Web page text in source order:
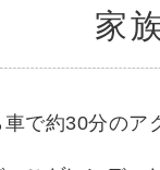
家
で約30分のア